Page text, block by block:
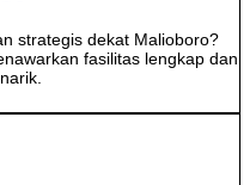
strategis dekat Malioboro?
fasilitas lengkap dan